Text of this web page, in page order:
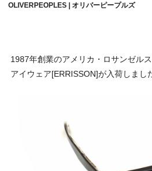
OLIVERPEOPLES | オリバーピープルズ
1987年創業のアメリカ・ロサンゼル
アイウェア[ERRISSON]が入荷しまし